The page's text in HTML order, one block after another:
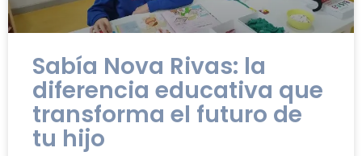
Sabía Nova Rivas: la
diferencia educativa que
transforma el futuro de
tu hijo